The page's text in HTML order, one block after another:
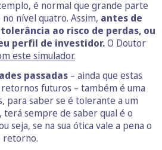
é normal que grande parte
no nível quatro. Assim, antes de
ao risco de perdas, ou
perfil de investidor.O Doutor
este simulador.
passadas – ainda que estas
futuros – também é uma
para saber se é tolerante a um
sempre de saber qual é o
seja, se na sua ótica vale a pena o
retorno.